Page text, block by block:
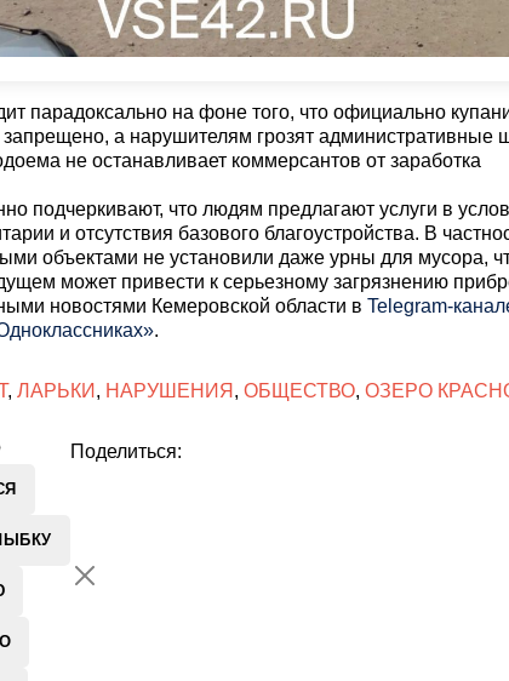
парадоксально на фоне того, что официально
запрещено, а нарушителям грозят административные
не останавливает коммерсантов от заработка
подчеркивают, что людям предлагают услуги в
и отсутствия базового благоустройства. В
объектами не установили даже урны для мусора,
может привести к серьезному загрязнению
новостями Кемеровской области в Telegram-
.
, ЛАРЬКИ , НАРУШЕНИЯ , ОБЩЕСТВО, ОЗЕРО
Поделиться: